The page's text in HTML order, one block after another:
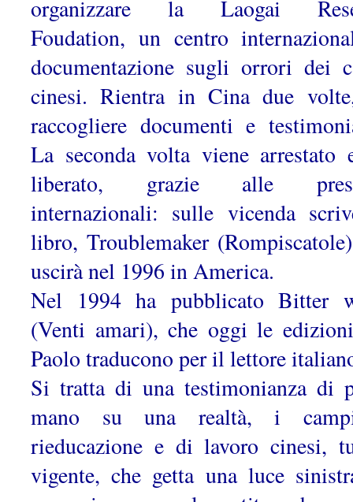
organizzare la Laogai
Foudation, un centro
documentazione sugli orrori dei
cinesi. Rientra in Cina due
raccogliere documenti e
La seconda volta viene arrestato
liberato, grazie alle
internazionali: sulle vicenda
libro, Troublemaker
uscirà nel 1996 in America.
Nel 1994 ha pubblicato Bitter
(Venti amari), che oggi le
Paolo traducono per il lettore
Si tratta di una testimonianza di
mano su una realtà, i
rieducazione e di lavoro cinesi,
vigente, che getta una luce